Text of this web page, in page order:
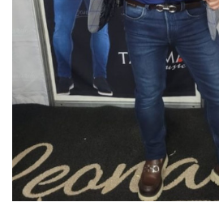
O cantor Leonardo. Foto: